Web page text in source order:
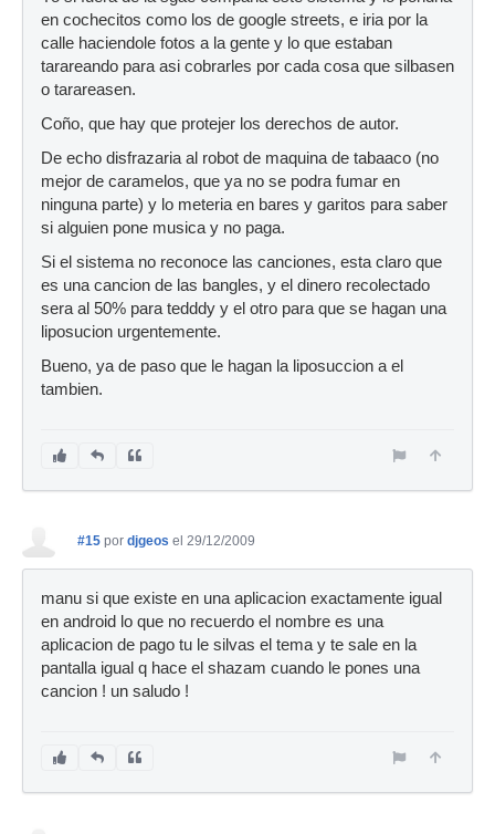
en cochecitos como los de google streets, e iria por la
calle haciendole fotos a la gente y lo que estaban
tarareando para asi cobrarles por cada cosa que silbasen
o tarareasen.
Coño, que hay que protejer los derechos de autor.
De echo disfrazaria al robot de maquina de tabaaco (no
mejor de caramelos, que ya no se podra fumar en
ninguna parte) y lo meteria en bares y garitos para saber
si alguien pone musica y no paga.
Si el sistema no reconoce las canciones, esta claro que
es una cancion de las bangles, y el dinero recolectado
sera al 50% para tedddy y el otro para que se hagan una
liposucion urgentemente.
Bueno, ya de paso que le hagan la liposuccion a el
tambien.
#15 por djgeos el 29/12/2009
manu si que existe en una aplicacion exactamente igual
en android lo que no recuerdo el nombre es una
aplicacion de pago tu le silvas el tema y te sale en la
pantalla igual q hace el shazam cuando le pones una
cancion ! un saludo !